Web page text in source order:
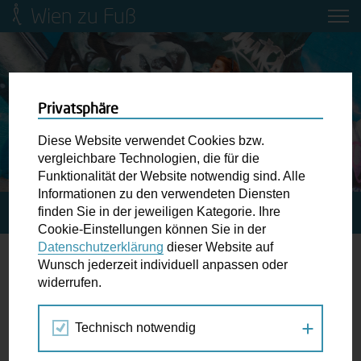
Wien zu Fuß
Mobilitätsbildung für Kinder und
Jugendliche
Ringstraße-Neugestaltung
Wiener Fußwegekarte
Newsletter abonnieren
Wunschbox
der Ampel ...
STARTSEITE SPAZIERGANG KALENDER ARTWALK18
17.
SEP
2022
Privatsphäre
Diese Website verwendet Cookies bzw.
vergleichbare Technologien, die für die
Funktionalität der Website notwendig sind. Alle
Informationen zu den verwendeten Diensten
finden Sie in der jeweiligen Kategorie. Ihre
Cookie-Einstellungen können Sie in der
Datenschutzerklärung dieser Website auf
Wunsch jederzeit individuell anpassen oder
widerrufen.
Technisch notwendig